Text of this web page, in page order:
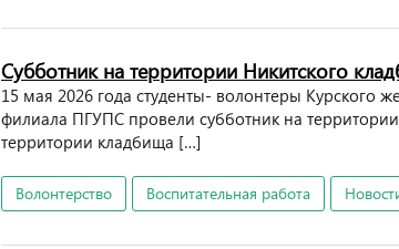
Субботник на территории Никитского
15 мая 2026 года студенты- волонтеры Курского
филиала ПГУПС провели субботник на
территории кладбища […]
Волонтерство Воспитательная работа